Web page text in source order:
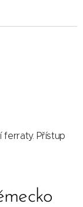
Přístup